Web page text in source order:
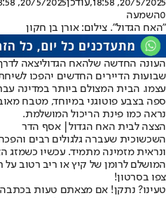
20/5/2025, 18:58
,עודכן20/5/2025, 18:58
0השמעה
"האח הגדול". צילום: אורן בן חקון
העונה החדשה שלהאח הגדוליצאה
שבועות הדיירים החדשים יהפכו
עצמו. הבית המצולם ביותר במדינה
ספה בצבע פוטוגני במיוחד, מטבח
נראה כמו פינת הריכול המושלמת.
הצצה לבית האח הגדול| אסף הדר
השכשוכית שעברה גלגולים רבים
ונראית מזמינה מתמיד. עכשיו כשמזג
המושלם לרומן של קיץ או ריב רטוב
צפו בסרטון!
טעינו? נתקן! אם מצאתם טעות